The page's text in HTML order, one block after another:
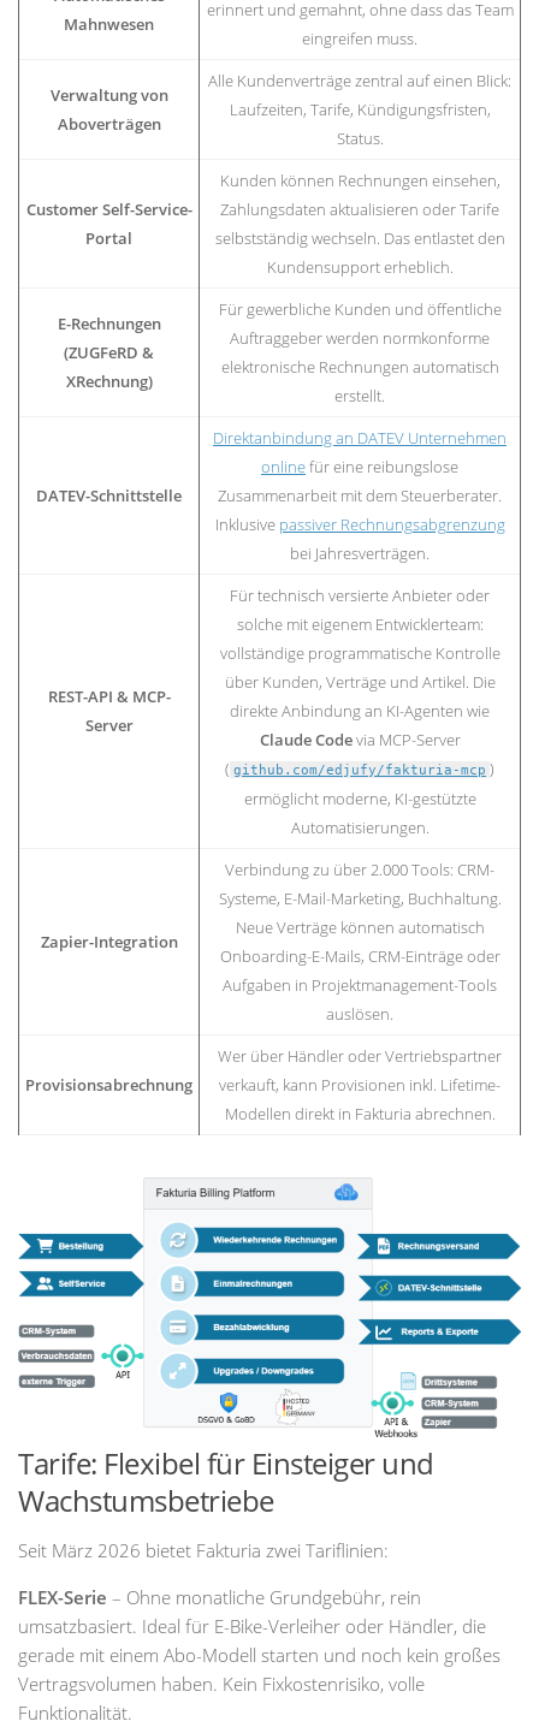
Mahnwesen
erinnert und gemahnt, ohne dass das Team
eingreifen muss.
Verwaltung von
Aboverträgen
Alle Kundenverträge zentral auf einen Blick:
Laufzeiten, Tarife, Kündigungsfristen,
Status.
Customer Self-Service-
Portal
Kunden können Rechnungen einsehen,
Zahlungsdaten aktualisieren oder Tarife
selbstständig wechseln. Das entlastet den
Kundensupport erheblich.
E-Rechnungen
(ZUGFeRD &
XRechnung)
Für gewerbliche Kunden und öffentliche
Auftraggeber werden normkonforme
elektronische Rechnungen automatisch
erstellt.
DATEV-Schnittstelle
Direktanbindung an DATEV Unternehmen
onlinefür eine reibungslose
Zusammenarbeit mit dem Steuerberater.
Inklusive passiver Rechnungsabgrenzung
bei Jahresverträgen.
REST-API & MCP-
Server
Für technisch versierte Anbieter oder
solche mit eigenem Entwicklerteam:
vollständige programmatische Kontrolle
über Kunden, Verträge und Artikel. Die
direkte Anbindung an KI-Agenten wie
Claude Codevia MCP-Server
( github.com/edjufy/fakturia-mcp )
ermöglicht moderne, KI-gestützte
Automatisierungen.
Zapier-Integration
Verbindung zu über 2.000 Tools: CRM-
Systeme, E-Mail-Marketing, Buchhaltung.
Neue Verträge können automatisch
Onboarding-E-Mails, CRM-Einträge oder
Aufgaben in Projektmanagement-Tools
auslösen.
Provisionsabrechnung
Wer über Händler oder Vertriebspartner
verkauft, kann Provisionen inkl. Lifetime-
Modellen direkt in Fakturia abrechnen.
Tarife: Flexibel für Einsteiger und
Wachstumsbetriebe
Seit März 2026 bietet Fakturia zwei Tariflinien:
FLEX-Serie – Ohne monatliche Grundgebühr, rein
umsatzbasiert. Ideal für E-Bike-Verleiher oder Händler, die
gerade mit einem Abo-Modell starten und noch kein großes
Vertragsvolumen haben. Kein Fixkostenrisiko, volle
Funktionalität.